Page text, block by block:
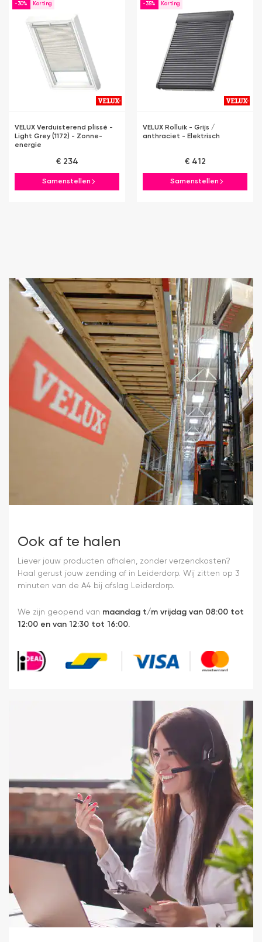
-30%
VELUX Verduisterend plissé -
Light Grey (1172) - Zonne-
energie
€ 234
Samenstellen
-35%
VELUX Rolluik - Grijs /
anthraciet - Elektrisch
€ 412
Samenstellen
Ook af te halen
Liever jouw producten afhalen, zonder verzendkosten?
Haal gerust jouw zending af in Leiderdorp. Wij zitten op 3
minuten van de A4 bij afslag Leiderdorp.
We zijn geopend van maandag t/m vrijdag van 08:00 tot
12:00 en van 12:30 tot 16:00.